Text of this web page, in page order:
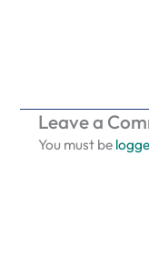
Leave a
You must be